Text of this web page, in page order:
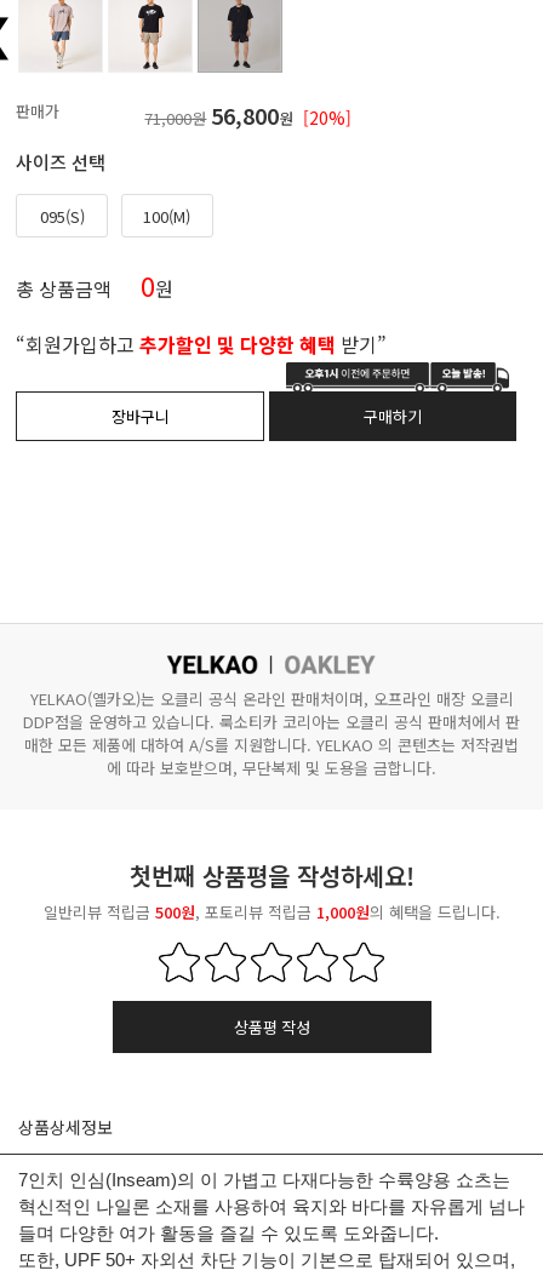
판매가 71,000원 56,800원 [20%]
사이즈 선택
095(S) 100(M)
총 상품금액 0원
“회원가입하고 추가할인 및 다양한 혜택 받기”
YELKAO(옐카오)는 오클리 공식 온라인 판매처이며, 오프라인 매장 오클리
DDP점을 운영하고 있습니다. 룩소티카 코리아는 오클리 공식 판매처에서 판
매한 모든 제품에 대하여 A/S를 지원합니다. YELKAO 의 콘텐츠는 저작권법
에 따라 보호받으며, 무단복제 및 도용을 금합니다.
첫번째 상품평을 작성하세요!
일반리뷰 적립금 500원, 포토리뷰 적립금 1,000원의 혜택을 드립니다.
상품평 작성
상품상세정보
7인치 인심(Inseam)의 이 가볍고 다재다능한 수륙양용 쇼츠는
혁신적인 나일론 소재를 사용하여 육지와 바다를 자유롭게 넘나
들며 다양한 여가 활동을 즐길 수 있도록 도와줍니다.
또한, UPF 50+ 자외선 차단 기능이 기본으로 탑재되어 있으며,